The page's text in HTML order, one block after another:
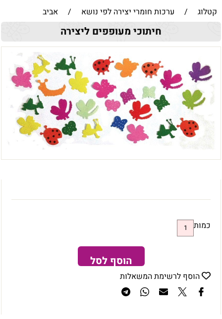
קטלוג / ערכות חומרי יצירה לפי נושא / אביב
חיתוכי מעופפים ליצירה
כמות
הוסף לסל
הוסף לרשימת המשאלות